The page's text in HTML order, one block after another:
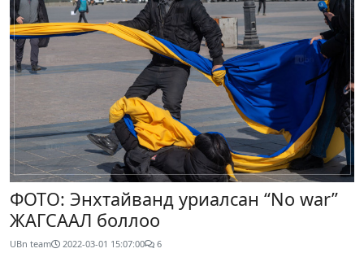
ФОТО: Энхтайванд уриалсан “No war”
ЖАГСААЛ боллоо
UBn team 2022-03-01 15:07:00 6